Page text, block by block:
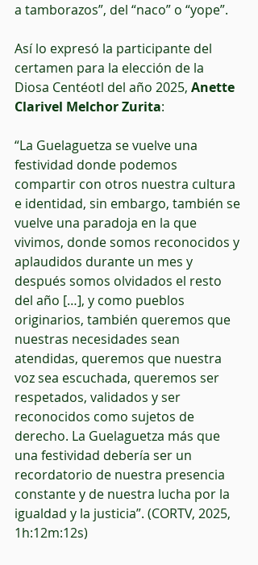
a tamborazos”, del “naco” o “yope”.
Así lo expresó la participante del
certamen para la elección de la
Diosa Centéotl del año 2025, Anette
Clarivel Melchor Zurita:
“La Guelaguetza se vuelve una
festividad donde podemos
compartir con otros nuestra cultura
e identidad, sin embargo, también se
vuelve una paradoja en la que
vivimos, donde somos reconocidos y
aplaudidos durante un mes y
después somos olvidados el resto
del año […], y como pueblos
originarios, también queremos que
nuestras necesidades sean
atendidas, queremos que nuestra
voz sea escuchada, queremos ser
respetados, validados y ser
reconocidos como sujetos de
derecho. La Guelaguetza más que
una festividad debería ser un
recordatorio de nuestra presencia
constante y de nuestra lucha por la
igualdad y la justicia”. (CORTV, 2025,
1h:12m:12s)